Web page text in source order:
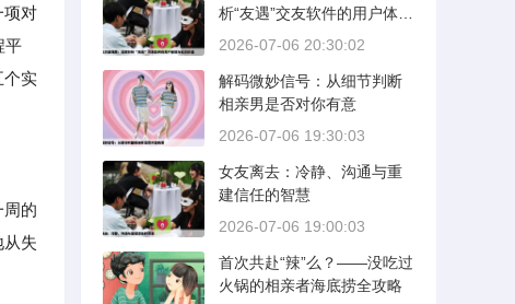
项对
平
个实
的
失
析“友遇”交友软件的用户体验
与社交价值
2026-07-06 20:30:02
解码微妙信号：从细节判断
相亲男是否对你有意
2026-07-06 19:30:03
女友离去：冷静、沟通与重
建信任的智慧
2026-07-06 19:00:03
首次共赴“辣”么？——没吃过
火锅的相亲者海底捞全攻略